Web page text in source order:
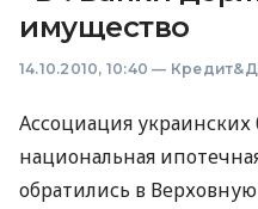
имущество
14.10.2010, 10:40 —
Ассоциация украинских
национальная
обратились в